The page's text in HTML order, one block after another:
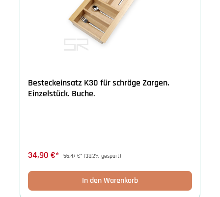
Besteckeinsatz K30 für schräge Zargen.
Einzelstück. Buche.
34,90 €* 56,47 €* (38.2% gespart)
In den Warenkorb